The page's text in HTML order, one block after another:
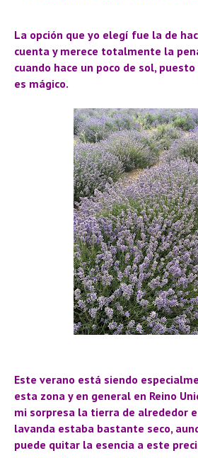
La opción que yo elegí fue la de
cuenta y merece totalmente la
cuando hace un poco de sol,
es mágico.
Este verano está siendo
esta zona y en general en Reino
mi sorpresa la tierra de alrededor
lavanda estaba bastante seco,
puede quitar la esencia a este